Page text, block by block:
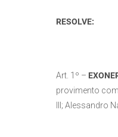
RESOLVE:
Art. 1º –
provimento
III; Alessandro